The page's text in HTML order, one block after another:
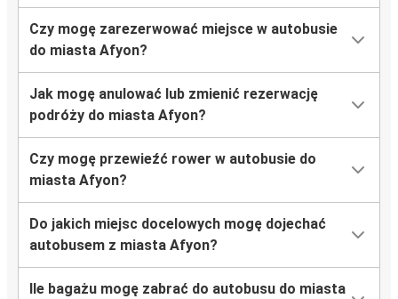
Czy mogę zarezerwować miejsce w autobusie
do miasta Afyon?
Jak mogę anulować lub zmienić rezerwację
podróży do miasta Afyon?
Czy mogę przewieźć rower w autobusie do
miasta Afyon?
Do jakich miejsc docelowych mogę dojechać
autobusem z miasta Afyon?
Ile bagażu mogę zabrać do autobusu do miasta